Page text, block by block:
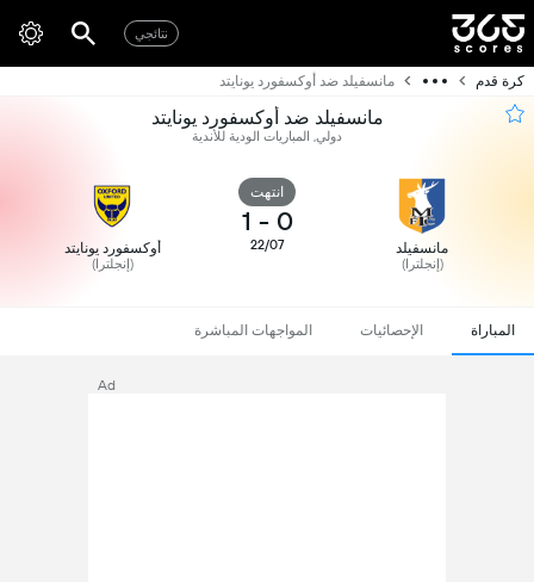
نتائجي
كرة قدم مانسفيلد ضد أوكسفورد يونايتد
مانسفيلد ضد أوكسفورد يونايتد
دولي, المباريات الودية للأندية
مانسفيلد
(إنجلترا)
انتهت
0
-
1
22/07 أوكسفورد يونايتد
(إنجلترا)
المباراة الإحصائيات المواجهات المباشرة
Ad